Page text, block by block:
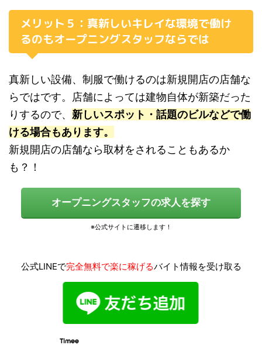
メリット５：真新しいキレイな環境で働け
るのもオープニングスタッフならでは
真新しい設備、制服で働けるのは新規開店の店舗な
らではです。店舗によっては建物自体が新築だった
りするので、 新しいスポット・話題のビルなどで働
ける場合もあります。
新規開店の店舗なら取材をされることもあるか
も？！
オープニングスタッフの求人を探す
公式LINEで完全無料で楽に稼げるバイト情報を受け取る